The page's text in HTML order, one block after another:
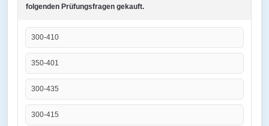
folgenden Prüfungsfragen gekauft.
300-410
350-401
300-435
300-415